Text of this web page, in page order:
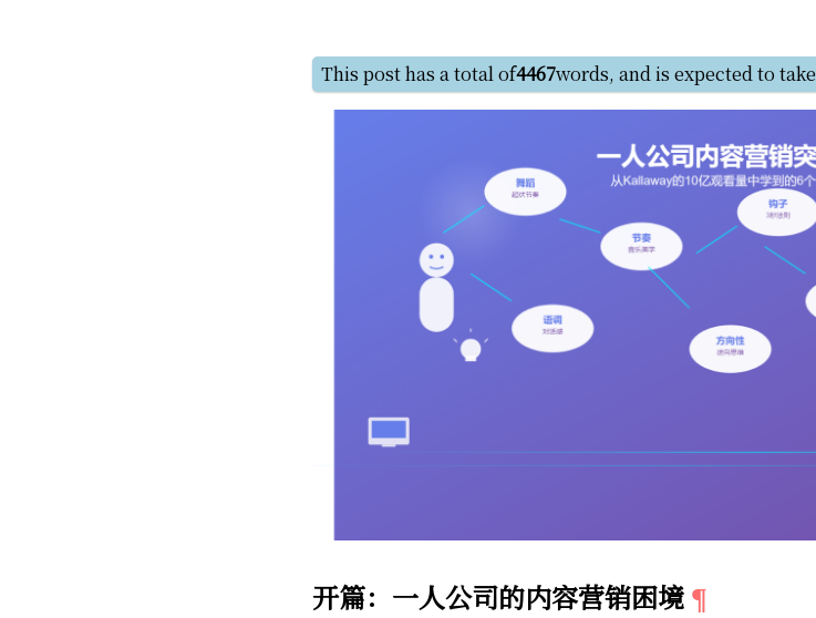
This post has a total of4467words, and is expected to take
开篇：一人公司的内容营销困境